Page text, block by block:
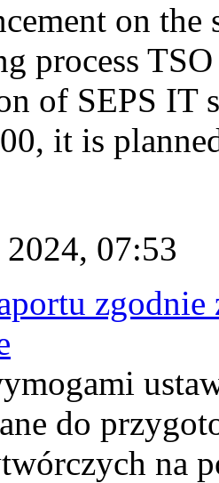
on
process
of SEPS IT
it is
07:53
do
na